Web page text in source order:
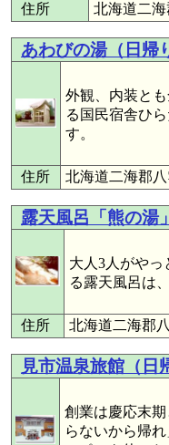
住所
北海道二
あわびの湯（日帰
外観、内装と
る国民宿舎ひ
す。
住所 北海道二海郡
露天風呂「熊の湯
大人3人がや
る露天風呂は
住所 北海道二海郡
見市温泉旅館（日
創業は慶応末
らないから帰